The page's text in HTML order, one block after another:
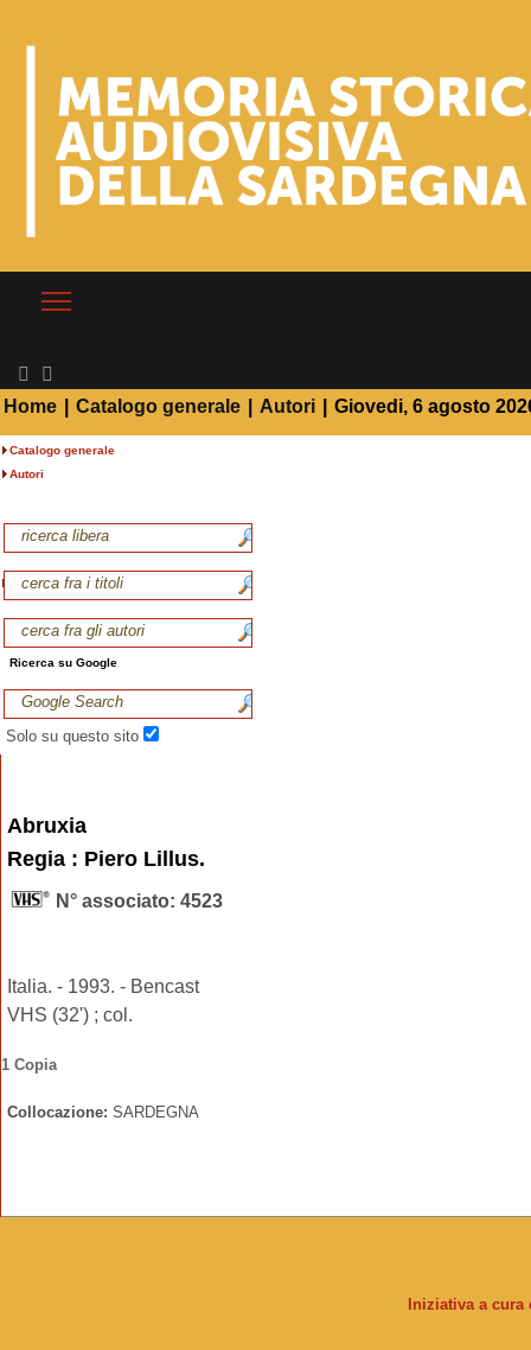
Home Catalogo generale Autori Giovedi, 6 agosto
Catalogo generale
Autori
Ricerca su Google
Solo su questo sito
Abruxia
Regia : Piero Lillus.
N° associato: 4523
Italia. - 1993. - Bencast
VHS (32') ; col.
1 Copia
Collocazione: SARDEGNA
Iniziativa a cura